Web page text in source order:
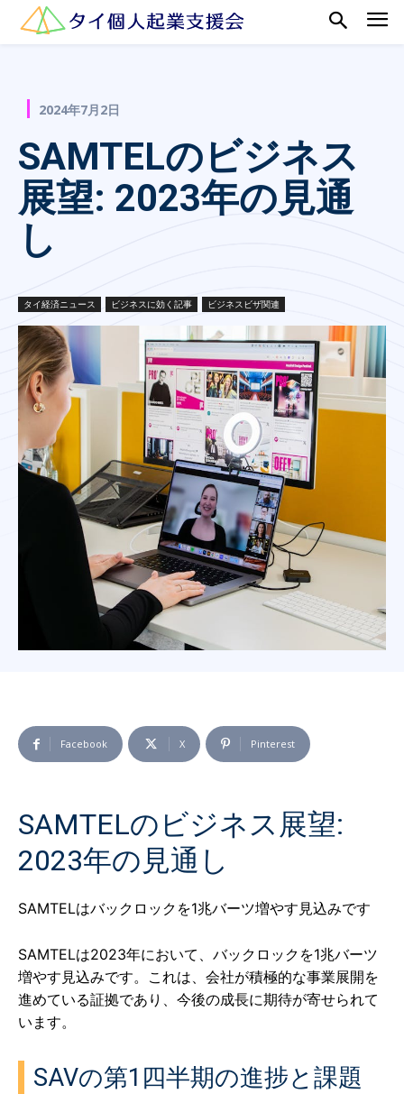
2024年7月2日
SAMTELのビジネス
展望: 2023年の見通
し
タイ経済ニュース ビジネスに効く記事 ビジネスビザ関連
Facebook X Pinterest
SAMTELのビジネス展望:
2023年の見通し
SAMTELはバックロックを1兆バーツ増やす見込みです
SAMTELは2023年において、バックロックを1兆バーツ
増やす見込みです。これは、会社が積極的な事業展開を
進めている証拠であり、今後の成長に期待が寄せられて
います。
SAVの第1四半期の進捗と課題